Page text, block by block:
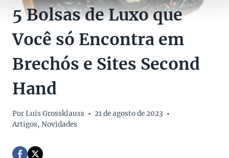
5 Bolsas de Luxo que
Você só Encontra em
Brechós e Sites Second
Hand
PorLuis Grossklauss
21 de agosto de 2023
Artigos, Novidades